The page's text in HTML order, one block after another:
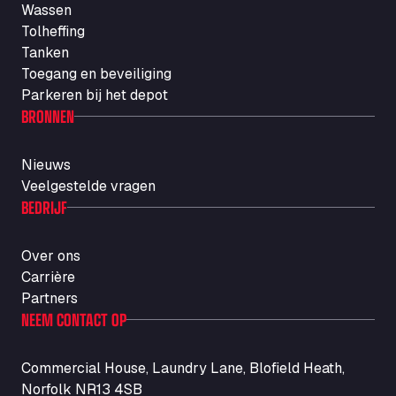
Autotransit Amann
Auf dem Dreisch 8, 34346
Avin Kominis
Vasilikos Intersection E90, 46 100
AW Jenkinson Runcorn Truck Parking
M6 J40, Penrith Industrial Estate, CA11 9EH
Backline Logistics Limited
Ctra C 157 , 37009
Ballinluig Services
Ballinluig, PH9 0LG
ZI de la Vallée du Bois EST, 62450
Barneys Diner
Wassen
Tolheffing
Tanken
Toegang en beveiliging
Parkeren bij het depot
BRONNEN
Nieuws
Veelgestelde vragen
BEDRIJF
Over ons
Carrière
Partners
NEEM CONTACT OP
Commercial House, Laundry Lane, Blofield Heath,
Norfolk NR13 4SB